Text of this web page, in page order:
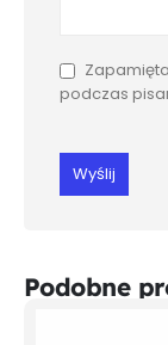
podczas
Podobne